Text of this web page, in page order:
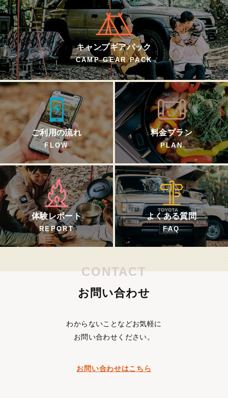
キャンプギアパック
CAMP GEAR PACK
ご利用の流れ
FLOW
料金プラン
PLAN
体験レポート
REPORT
よくある質問
FAQ
CONTACT
お問い合わせ
わからないことなどお気軽に
お問い合わせください。
お問い合わせはこちら